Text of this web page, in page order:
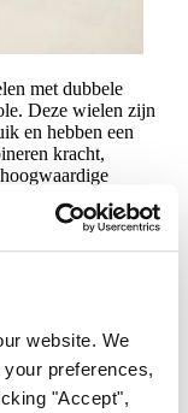
website. We
preferences,
"Accept",
met dubbele
Deze wielen zijn
en hebben een
kracht,